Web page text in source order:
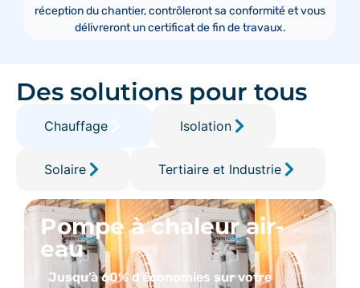
réception du chantier, contrôleront sa conformité et vous
délivreront un certificat de fin de travaux.
Des solutions pour tous
Chauffage Isolation
Solaire Tertiaire et Industrie
Pompe à chaleur air-
eau
Jusqu’à 60% d’économies sur votre